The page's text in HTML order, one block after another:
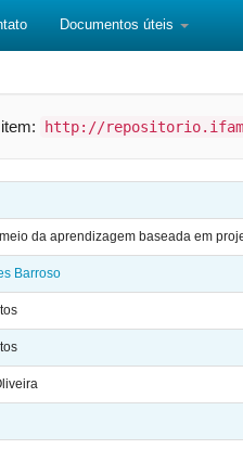
Documentos úteis
http://
da aprendizagem baseada em
Barroso